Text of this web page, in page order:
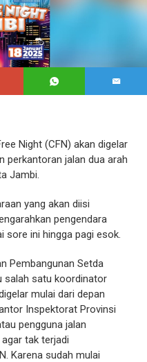
Night (CFN) akan digelar
perkantoran jalan dua arah
Jambi.
yang akan diisi
pengendara
sore ini hingga pagi esok.
Pembangunan Setda
salah satu koordinator
mulai dari depan
Inspektorat Provinsi
pengguna jalan
tak terjadi
Karena sudah mulai